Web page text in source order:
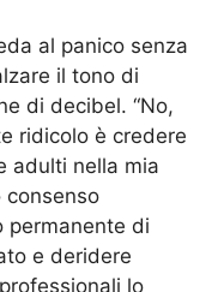
al panico senza
il tono di
di decibel. “No,
ridicolo è credere
adulti nella mia
consenso
permanente di
e deridere
lo